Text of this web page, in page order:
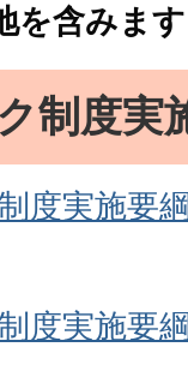
を含みま
制度実
度実施要
度実施要